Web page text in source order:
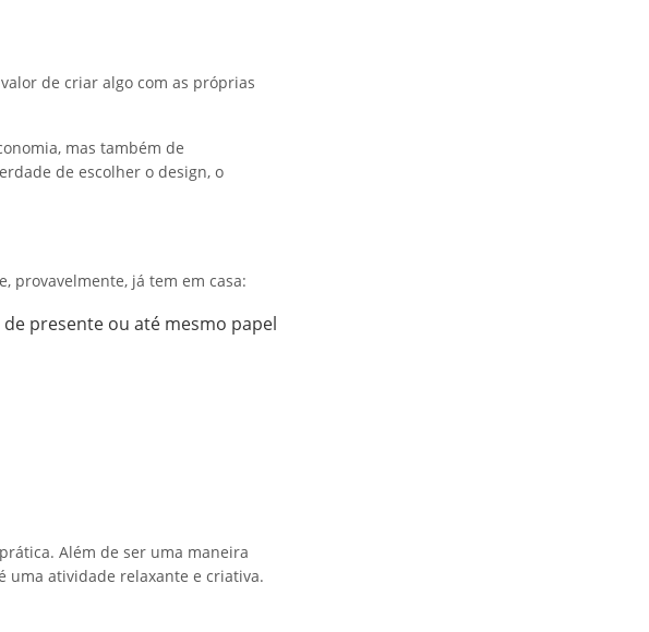
de criar algo com as próprias
mas também de
de escolher o design, o
provavelmente, já tem em casa:
presente ou até mesmo papel
Além de ser uma maneira
uma atividade relaxante e criativa.